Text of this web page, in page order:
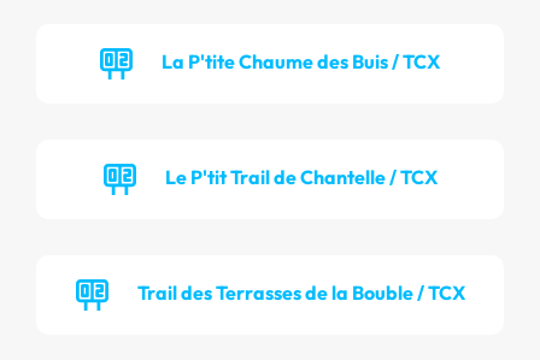
La P'tite Chaume des Buis / TCX
Le P'tit Trail de Chantelle / TCX
Trail des Terrasses de la Bouble / TCX